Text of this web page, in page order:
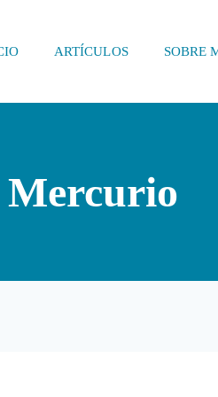
ARTÍCULOS SOBRE
Mercurio